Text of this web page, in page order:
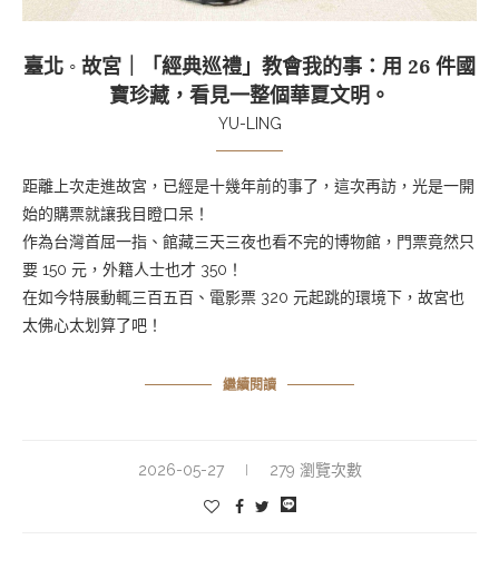
臺北 ◦ 故宮｜「經典巡禮」教會我的事：用 26 件國
寶珍藏，看見一整個華夏文明。
YU-LING
距離上次走進故宮，已經是十幾年前的事了，這次再訪，光是一開
始的購票就讓我目瞪口呆！
作為台灣首屈一指、館藏三天三夜也看不完的博物館，門票竟然只
要 150 元，外籍人士也才 350！
在如今特展動輒三百五百、電影票 320 元起跳的環境下，故宮也
太佛心太划算了吧！
繼續閱讀
2026-05-27 279 瀏覽次數